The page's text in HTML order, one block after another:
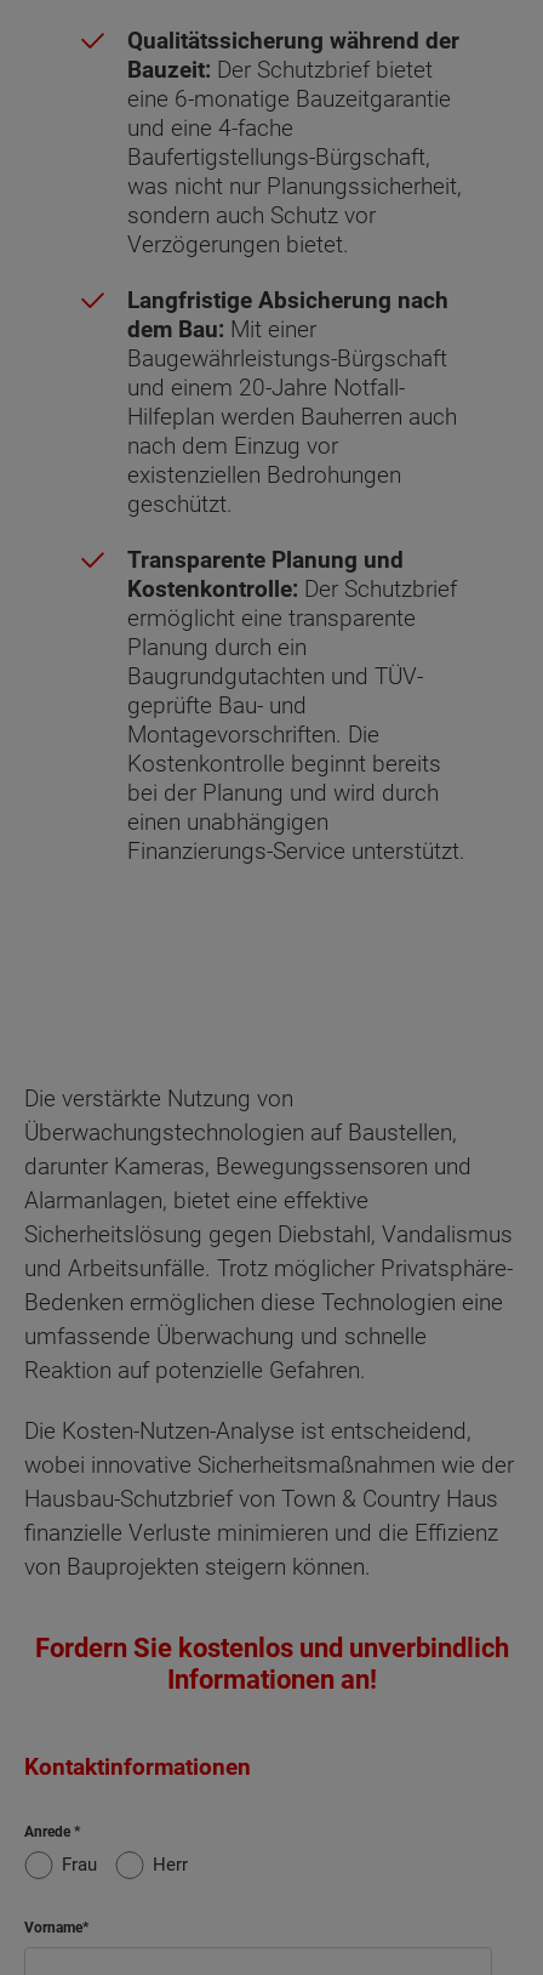
Qualitätssicherung während der
Bauzeit: Der Schutzbrief bietet
eine 6-monatige Bauzeitgarantie
und eine 4-fache
Baufertigstellungs-Bürgschaft,
was nicht nur Planungssicherheit,
sondern auch Schutz vor
Verzögerungen bietet.
Langfristige Absicherung nach
dem Bau: Mit einer
Baugewährleistungs-Bürgschaft
und einem 20-Jahre Notfall-
Hilfeplan werden Bauherren auch
nach dem Einzug vor
existenziellen Bedrohungen
geschützt.
Transparente Planung und
Kostenkontrolle: Der Schutzbrief
ermöglicht eine transparente
Planung durch ein
Baugrundgutachten und TÜV-
geprüfte Bau- und
Montagevorschriften. Die
Kostenkontrolle beginnt bereits
bei der Planung und wird durch
einen unabhängigen
Finanzierungs-Service unterstützt.
Die verstärkte Nutzung von
Überwachungstechnologien auf Baustellen,
darunter Kameras, Bewegungssensoren und
Alarmanlagen, bietet eine effektive
Sicherheitslösung gegen Diebstahl, Vandalismus
und Arbeitsunfälle. Trotz möglicher Privatsphäre-
Bedenken ermöglichen diese Technologien eine
umfassende Überwachung und schnelle
Reaktion auf potenzielle Gefahren.
Die Kosten-Nutzen-Analyse ist entscheidend,
wobei innovative Sicherheitsmaßnahmen wie der
Hausbau-Schutzbrief von Town & Country Haus
finanzielle Verluste minimieren und die Effizienz
von Bauprojekten steigern können.
Fordern Sie kostenlos und unverbindlich
Informationen an!
Kontaktinformationen
Anrede
Frau Herr
Vorname